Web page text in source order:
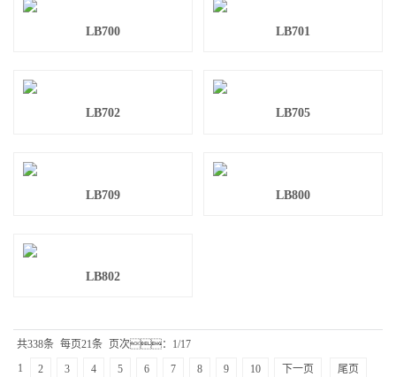
LB700 LB701
LB702 LB705
LB709 LB800
LB802
共338条 每页21条
页次：1/17
1
2 3 4 5 6 7 8 9 10 下一页 尾页